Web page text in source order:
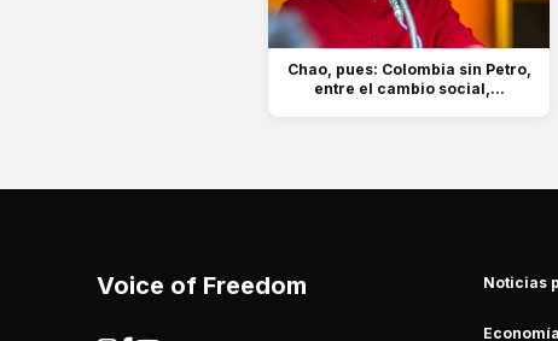
Chao, pues: Colombia sin Petro,
entre el cambio social,...
Voice of Freedom Noticias
Economía